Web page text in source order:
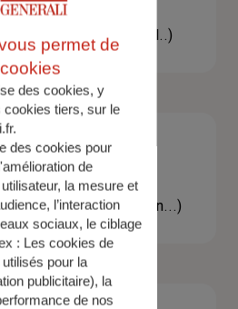
d'une assistance
bris de glace, un conseil..)
d'information
une réglementation...)
permet de
des cookies, y
tiers, sur le
des cookies pour
de
utilisateur, la mesure et
l’interaction
sociaux, le ciblage
: Les cookies de
pour la
publicitaire), la
de nos